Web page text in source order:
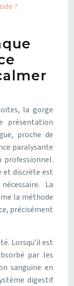
?
la gorge
présentation
proche de
paralysante
professionnel.
et discrète est
La
la méthode
précisément
Lorsqu’il est
par les
sanguine en
digestif